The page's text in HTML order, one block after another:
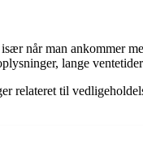
når man ankommer
lange
relateret til